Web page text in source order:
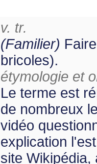
v. tr.
(Familier)
bricoles).
étymologie et
Le terme est
de nombreux
vidéo
explication
site Wikipédia,